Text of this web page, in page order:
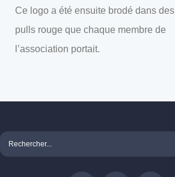
Ce logo a été ensuite brodé dans des
pulls rouge que chaque membre de
l’association portait.